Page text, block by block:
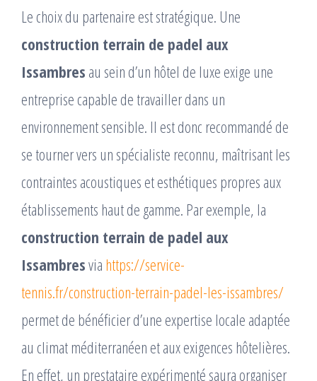
Le choix du partenaire est stratégique. Une
construction terrain de padel aux
Issambres au sein d’un hôtel de luxe exige une
entreprise capable de travailler dans un
environnement sensible. Il est donc recommandé de
se tourner vers un spécialiste reconnu, maîtrisant les
contraintes acoustiques et esthétiques propres aux
établissements haut de gamme. Par exemple, la
construction terrain de padel aux
Issambresvia https://service-
tennis.fr/construction-terrain-padel-les-issambres/
permet de bénéficier d’une expertise locale adaptée
au climat méditerranéen et aux exigences hôtelières.
En effet, un prestataire expérimenté saura organiser